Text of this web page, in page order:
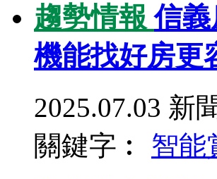
趨勢情報信
機能找好房更
2025.07.03 新
關鍵字︰ 智能